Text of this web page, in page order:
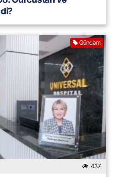
Gündəm
437